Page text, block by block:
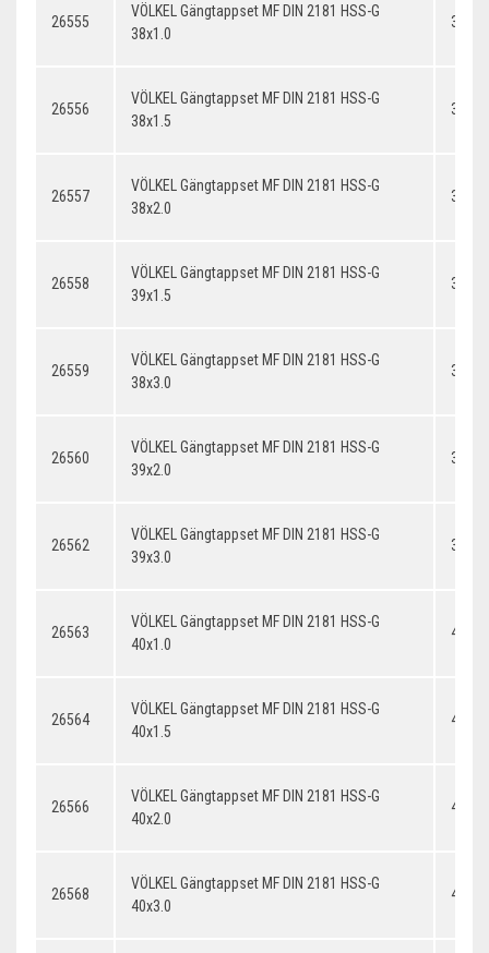
26555
VÖLKEL Gängtappset MF DIN 2181 HSS-G
38x1.0
26556
VÖLKEL Gängtappset MF DIN 2181 HSS-G
38x1.5
26557
VÖLKEL Gängtappset MF DIN 2181 HSS-G
38x2.0
26558
VÖLKEL Gängtappset MF DIN 2181 HSS-G
39x1.5
26559
VÖLKEL Gängtappset MF DIN 2181 HSS-G
38x3.0
26560
VÖLKEL Gängtappset MF DIN 2181 HSS-G
39x2.0
26562
VÖLKEL Gängtappset MF DIN 2181 HSS-G
39x3.0
26563
VÖLKEL Gängtappset MF DIN 2181 HSS-G
40x1.0
26564
VÖLKEL Gängtappset MF DIN 2181 HSS-G
40x1.5
26566
VÖLKEL Gängtappset MF DIN 2181 HSS-G
40x2.0
26568
VÖLKEL Gängtappset MF DIN 2181 HSS-G
40x3.0